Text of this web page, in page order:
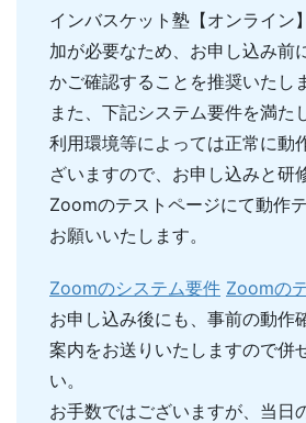
インバスケット塾【オンライン
加が必要なため、お申し込み前
かご確認することを推奨いたし
また、下記システム要件を満た
利用環境等によっては正常に動
ざいますので、お申し込みと研
Zoomのテストページにて動作
お願いいたします。
Zoomのシステム要件 Zoomの
お申し込み後にも、事前の動作
案内をお送りいたしますので併
い。
お手数ではございますが、当日